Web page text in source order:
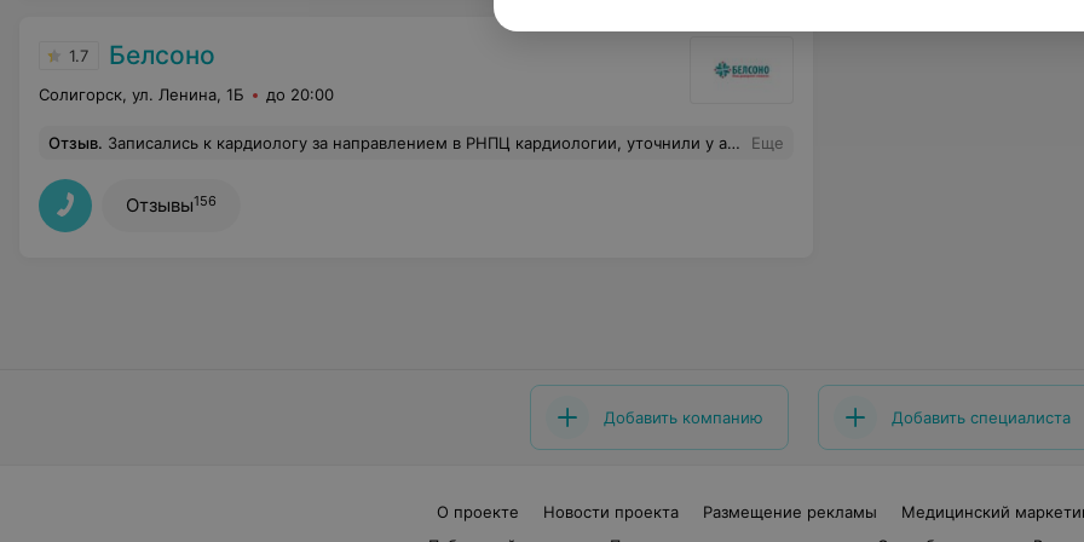
1.7 Белсоно
Солигорск, ул. Ленина, 1Б до 20:00
Отзыв. Записались к кардиологу за направлением в РНПЦ кардиологии, уточнили у администратора- выписывает ли врач направление если это требуется, на что получили очень скользкий ответ "Возможно да а возможно и нет". Ездили каждый год в РНПЦ. Теперь же требуется направление чтобы попасть на консультацию. И так, врач в Белсоно на отрез отказался выписывать направление ссылаясь на пакет документов. Были предаставлены два экземпляра УЗИ с рекомендациями о консультации кардиохирурга. Для врача это не стало оправданием. Запросила какой то "мистиеский" пакет документов, на вопрос, что за пакет документов не смогла толком объяснить. В итоге, отправила в городскую поликлинику за "мистиеским" пакетом документов, УЗИ не было просмотрено. Хорошо хоть денег не взяли. Настроение испорчено, время потеряно. Имя врача Татьяна Федоровна. Ранее не раз обращались в этот медицинский центр и все было неплохо. Но такое хамское отношение впервые. Не советую Еще
Отзывы156
Добавить компанию Добавить специалиста
О проекте Новости проекта Размещение рекламы
Медицинский